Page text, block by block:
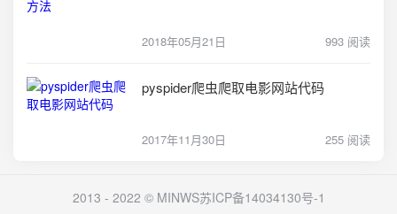
2018年05月21日 993 阅读
pyspider爬虫爬取电影网站代码
2017年11月30日 255 阅读
2013 - 2022 © MINWS苏ICP备14034130号-1